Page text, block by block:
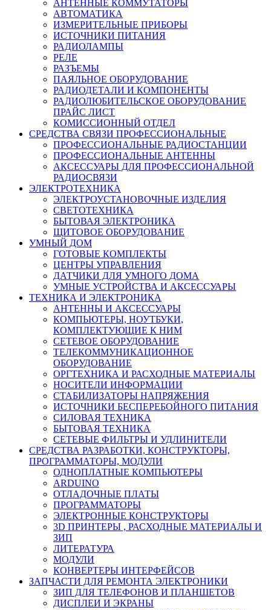
АНТЕННЫЕ КОММУТАТОРЫ
АВТОМАТИКА
ИЗМЕРИТЕЛЬНЫЕ ПРИБОРЫ
ИСТОЧНИКИ ПИТАНИЯ
РАДИОЛАМПЫ
РЕЛЕ
РАЗЪЕМЫ
ПАЯЛЬНОЕ ОБОРУДОВАНИЕ
РАДИОДЕТАЛИ И КОМПОНЕНТЫ
РАДИОЛЮБИТЕЛЬСКОЕ ОБОРУДОВАНИЕ
ПРАЙС ЛИСТ
КОМИССИОННЫЙ ОТДЕЛ
СРЕДСТВА СВЯЗИ ПРОФЕССИОНАЛЬНЫЕ
ПРОФЕССИОНАЛЬНЫЕ РАДИОСТАНЦИИ
ПРОФЕССИОНАЛЬНЫЕ АНТЕННЫ
АКСЕССУАРЫ ДЛЯ ПРОФЕССИОНАЛЬНОЙ
РАДИОСВЯЗИ
ЭЛЕКТРОТЕХНИКА
ЭЛЕКТРОУСТАНОВОЧНЫЕ ИЗДЕЛИЯ
СВЕТОТЕХНИКА
БЫТОВАЯ ЭЛЕКТРОНИКА
ЩИТОВОЕ ОБОРУДОВАНИЕ
УМНЫЙ ДОМ
ГОТОВЫЕ КОМПЛЕКТЫ
ЦЕНТРЫ УПРАВЛЕНИЯ
ДАТЧИКИ ДЛЯ УМНОГО ДОМА
УМНЫЕ УСТРОЙСТВА И АКСЕССУАРЫ
ТЕХНИКА И ЭЛЕКТРОНИКА
АНТЕННЫ И АКСЕССУАРЫ
КОМПЬЮТЕРЫ, НОУТБУКИ,
КОМПЛЕКТУЮЩИЕ К НИМ
СЕТЕВОЕ ОБОРУДОВАНИЕ
ТЕЛЕКОММУНИКАЦИОННОЕ
ОБОРУДОВАНИЕ
ОРГТЕХНИКА И РАСХОДНЫЕ МАТЕРИАЛЫ
НОСИТЕЛИ ИНФОРМАЦИИ
СТАБИЛИЗАТОРЫ НАПРЯЖЕНИЯ
ИСТОЧНИКИ БЕСПЕРЕБОЙНОГО ПИТАНИЯ
СИЛОВАЯ ТЕХНИКА
БЫТОВАЯ ТЕХНИКА
СЕТЕВЫЕ ФИЛЬТРЫ И УДЛИНИТЕЛИ
СРЕДСТВА РАЗРАБОТКИ, КОНСТРУКТОРЫ,
ПРОГРАММАТОРЫ, МОДУЛИ
ОДНОПЛАТНЫЕ КОМПЬЮТЕРЫ
ARDUINO
ОТЛАДОЧНЫЕ ПЛАТЫ
ПРОГРАММАТОРЫ
ЭЛЕКТРОННЫЕ КОНСТРУКТОРЫ
3D ПРИНТЕРЫ , РАСХОДНЫЕ МАТЕРИАЛЫ И
ЗИП
ЛИТЕРАТУРА
МОДУЛИ
КОНВЕРТЕРЫ ИНТЕРФЕЙСОВ
ЗАПЧАСТИ ДЛЯ РЕМОНТА ЭЛЕКТРОНИКИ
ЗИП ДЛЯ ТЕЛЕФОНОВ И ПЛАНШЕТОВ
ДИСПЛЕИ И ЭКРАНЫ